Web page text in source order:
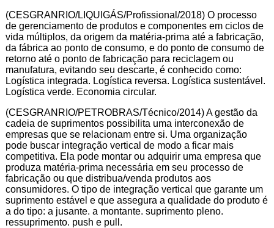
(CESGRANRIO/LIQUIGÁS/Profissional/2018) O processo
de gerenciamento de produtos e componentes em ciclos de
vida múltiplos, da origem da matéria-prima até a fabricação,
da fábrica ao ponto de consumo, e do ponto de consumo de
retorno até o ponto de fabricação para reciclagem ou
manufatura, evitando seu descarte, é conhecido como:
Logística integrada. Logística reversa. Logística sustentável.
Logística verde. Economia circular.
(CESGRANRIO/PETROBRAS/Técnico/2014) A gestão da
cadeia de suprimentos possibilita uma interconexão de
empresas que se relacionam entre si. Uma organização
pode buscar integração vertical de modo a ficar mais
competitiva. Ela pode montar ou adquirir uma empresa que
produza matéria-prima necessária em seu processo de
fabricação ou que distribua/venda produtos aos
consumidores. O tipo de integração vertical que garante um
suprimento estável e que assegura a qualidade do produto é
a do tipo: a jusante. a montante. suprimento pleno.
ressuprimento. push e pull.